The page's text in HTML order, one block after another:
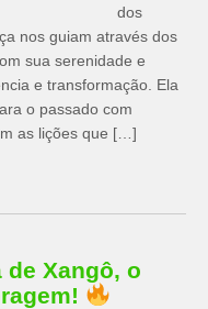
dos
nos guiam através dos
sua serenidade e
e transformação. Ela
o passado com
as lições que […]
de Xangô, o